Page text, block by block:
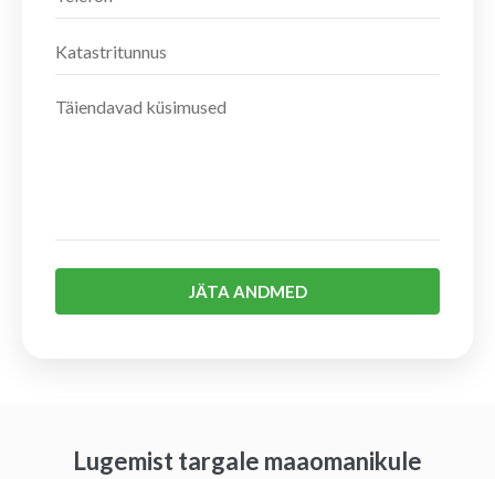
JÄTA ANDMED
Lugemist targale maaomanikule